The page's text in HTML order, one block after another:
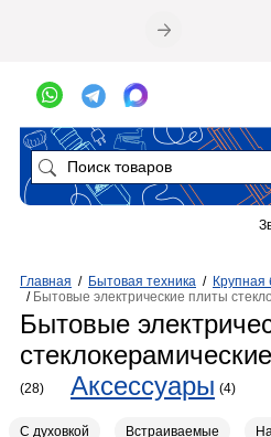
Главная / Бытовая техника / Крупная
/ Бытовые электрические плиты
Бытовые
стеклокерамические
(28) Аксессуары (4)
С духовкой Встраиваемые